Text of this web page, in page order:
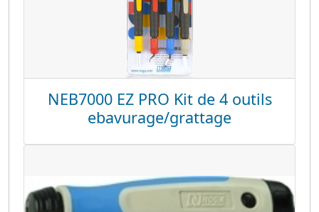
NEB7000 EZ PRO Kit de 4 outils
ebavurage/grattage